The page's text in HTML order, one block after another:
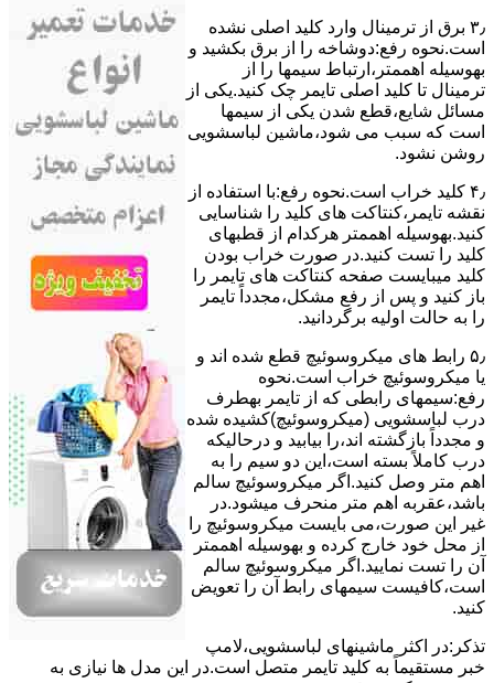
۳٫ ﺑﺮق از ﺗﺮﻣﯿﻨﺎل وارد ﮐﻠﯿﺪ اﺻﻠﯽ ﻧﺸﺪه
است.نحوه رﻓﻊ:دوشاخه را از ﺑﺮق بکشید و
بهوسیله اهممتر،ارﺗﺒﺎط سیمها را از
ﺗﺮﻣﯿﻨﺎل ﺗﺎ ﮐﻠﯿﺪ اﺻﻠﯽ ﺗﺎﯾﻤﺮ چک کنید.یکی از
مسائل شایع،ﻗﻄﻊ شدن ﯾﮑﯽ از سیمها
است که سبب می شود،ﻣﺎﺷﯿﻦ لباسشویی
روﺷﻦ نشود.
۴٫ ﮐﻠﯿﺪ ﺧﺮاب اﺳﺖ.نحوه رفع:ﺑﺎ اﺳﺘﻔﺎده از
ﻧﻘﺸﻪ ﺗﺎﯾﻤﺮ،ﮐﻨﺘﺎﮐﺖ ﻫﺎی ﮐﻠﯿﺪ را ﺷﻨﺎﺳﺎﯾﯽ
کنید.بهوسیله اهممتر هرکدام از قطبهای
ﮐﻠﯿﺪ را ﺗﺴﺖ ﮐﻨﯿﺪ.در ﺻﻮرت ﺧﺮاب ﺑﻮدن
ﮐﻠﯿﺪ میبایست ﺻﻔﺤﻪ ﮐﻨﺘﺎﮐﺖ ﻫﺎی ﺗﺎﯾﻤﺮ را
باز کنید و ﭘﺲ از رﻓﻊ مشکل،مجدداً ﺗﺎﯾﻤﺮ
را به حالت اوﻟﯿﻪ برگردانید.
۵٫ رابط های ﻣﯿﮑﺮوﺳﻮﺋﯿﭻ ﻗﻄﻊ شده اند و
ﯾﺎ ﻣﯿﮑﺮوﺳﻮﺋﯿﭻ ﺧﺮاب اﺳﺖ.نحوه
رفع:سیمهای راﺑﻄﯽ ﮐﻪ از ﺗﺎﯾﻤﺮ بهطرف
درب لباسشویی (ﻣﯿﮑﺮوﺳﻮﺋﯿﭻ)کشیده شده
و مجدداً بازگشته اند،را ﺑﯿﺎﺑﯿﺪ و درحالیکه
درب کاملاً ﺑﺴﺘﻪ اﺳﺖ،اﯾﻦ دو ﺳﯿﻢ را ﺑﻪ
اﻫﻢ ﻣﺘﺮ وصل کنید.اﮔﺮ ﻣﯿﮑﺮوﺳﻮﺋﯿﭻ ﺳﺎﻟﻢ
ﺑﺎﺷﺪ،ﻋﻘﺮﺑﻪ اهم متر ﻣﻨﺤﺮف میشود.در
ﻏﯿﺮ اﯾﻦ ﺻﻮرت،می بایست ﻣﯿﮑﺮوﺳﻮﺋﯿﭻ را
از ﻣﺤﻞ خود ﺧﺎرج کرده و بهوسیله اهممتر
آن را ﺗﺴﺖ ﻧﻤﺎﯾﯿﺪ.اﮔﺮ ﻣﯿﮑﺮوﺳﻮﺋﯿﭻ ﺳﺎﻟﻢ
اﺳﺖ،ﮐﺎﻓﯿﺴﺖ سیمهای راﺑﻄ آن را ﺗﻌﻮﯾﺾ
کنید.
ﺗﺬﮐﺮ:در اﮐﺜﺮ ماشینهای لباسشویی،ﻻﻣﭗ
ﺧﺒﺮ مستقیماً ﺑﻪ ﮐﻠﯿﺪ ﺗﺎﯾﻤﺮ ﻣﺘﺼﻞ اﺳﺖ.در اﯾﻦ مدل ها ﻧﯿﺎزی ﺑﻪ